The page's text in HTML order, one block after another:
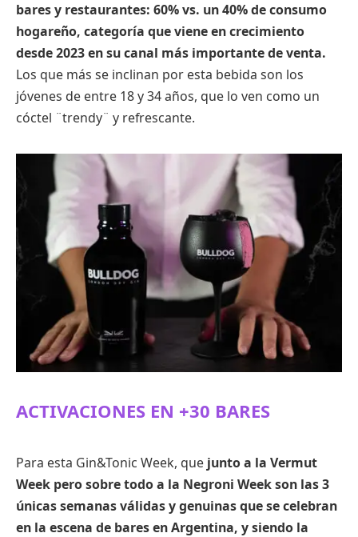
bares y restaurantes: 60% vs. un 40% de consumo
hogareño, categoría que viene en crecimiento
desde 2023 en su canal más importante de venta.
Los que más se inclinan por esta bebida son los
jóvenes de entre 18 y 34 años, que lo ven como un
cóctel ¨trendy¨ y refrescante.
ACTIVACIONES EN +30 BARES
Para esta Gin&Tonic Week, que junto a la Vermut
Week pero sobre todo a la Negroni Week son las 3
únicas semanas válidas y genuinas que se celebran
en la escena de bares en Argentina, y siendo la